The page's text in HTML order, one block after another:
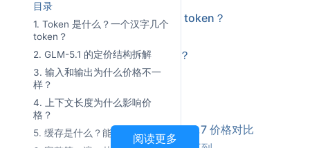
目录
1. Token 是什么？一个汉字几个
token？
2. GLM-5.1 的定价结构拆解
3. 输入和输出为什么价格不一
样？
4. 上下文长度为什么影响价
格？
5. 缓存是什么？能省多少钱？
Token 是什么？一个汉字几个 token？
GLM-5.1 的定价结构拆解
输入和输出为什么价格不一样？
上下文长度为什么影响价格？
缓存是什么？能省多少钱？
完整算一遍：从请求到账单
GLM-5.1 vs GPT-5.4 vs Opus 4.7 价格对比
阅读更多